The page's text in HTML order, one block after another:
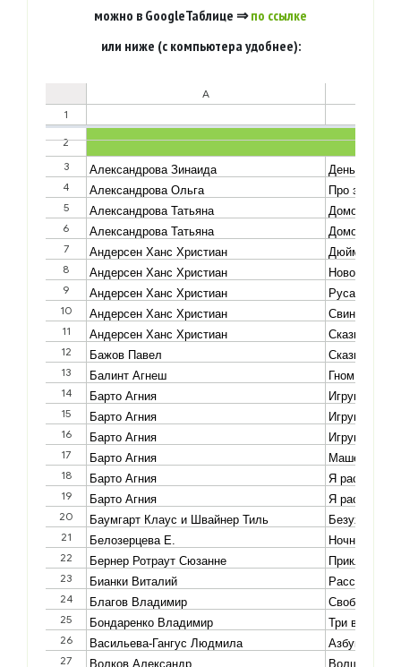
можно в GoogleТаблице ⇒по ссылке
или ниже (с компьютера удобнее):